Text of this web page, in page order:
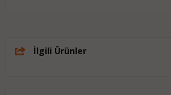
İlgili Ürünler